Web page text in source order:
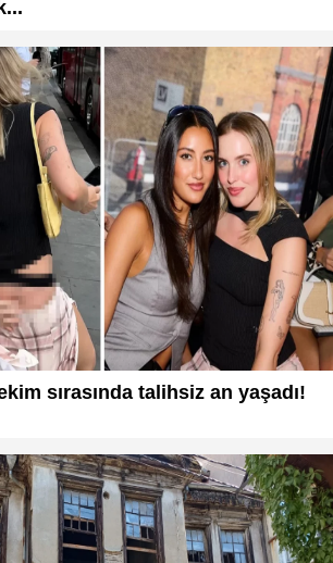
sırasında talihsiz an yaşadı!